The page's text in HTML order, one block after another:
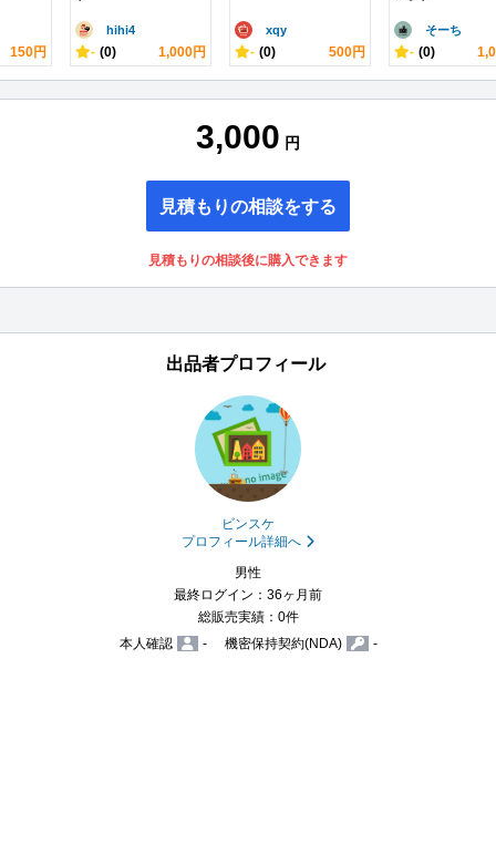
150円
hihi4
- (0) 1,000円
xqy
- (0) 500円
そーち
- (0)
3,000 円
見積もりの相談をする
見積もりの相談後に購入できます
出品者プロフィール
ビンスケ
プロフィール詳細へ
男性
最終ログイン：36ヶ月前
総販売実績：0件
本人確認
- 機密保持契約(NDA) -